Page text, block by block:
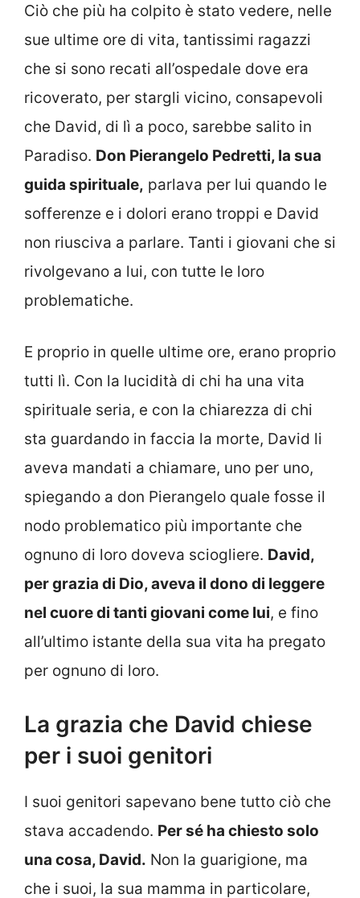
Ciò che più ha colpito è stato vedere, nelle
sue ultime ore di vita, tantissimi ragazzi
che si sono recati all’ospedale dove era
ricoverato, per stargli vicino, consapevoli
che David, di lì a poco, sarebbe salito in
Paradiso. Don Pierangelo Pedretti, la sua
guida spirituale, parlava per lui quando le
sofferenze e i dolori erano troppi e David
non riusciva a parlare. Tanti i giovani che si
rivolgevano a lui, con tutte le loro
problematiche.
E proprio in quelle ultime ore, erano proprio
tutti lì. Con la lucidità di chi ha una vita
spirituale seria, e con la chiarezza di chi
sta guardando in faccia la morte, David li
aveva mandati a chiamare, uno per uno,
spiegando a don Pierangelo quale fosse il
nodo problematico più importante che
ognuno di loro doveva sciogliere. David,
per grazia di Dio, aveva il dono di leggere
nel cuore di tanti giovani come lui, e fino
all’ultimo istante della sua vita ha pregato
per ognuno di loro.
La grazia che David chiese
per i suoi genitori
I suoi genitori sapevano bene tutto ciò che
stava accadendo. Per sé ha chiesto solo
una cosa, David. Non la guarigione, ma
che i suoi, la sua mamma in particolare,